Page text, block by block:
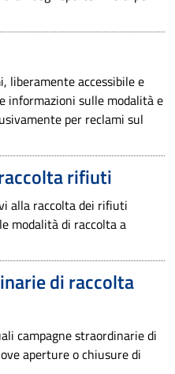
liberamente accessibile e
informazioni sulle modalità e
per reclami sul
rifiuti
alla raccolta dei rifiuti
modalità di raccolta a
di raccolta
campagne straordinarie di
aperture o chiusure di